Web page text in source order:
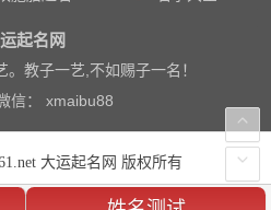
起名网
教子一艺,不如赐子一名！
信： xmaibu88
大运起名网 版权所有
名测试-起名网